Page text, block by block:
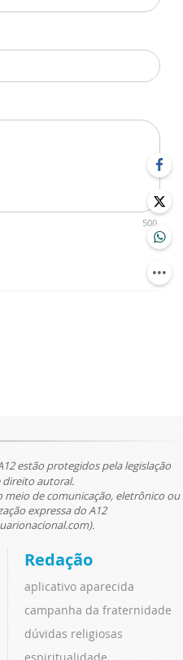
500
estão protegidos pela legislação
direito autoral.
de comunicação, eletrônico ou
expressa do A12
Redação
aplicativo aparecida
campanha da fraternidade
dúvidas religiosas
espiritualidade